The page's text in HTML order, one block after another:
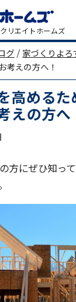
ン
リエイトホームズ
グ / 家づくりよろ
考えの方へ！
高める
えの方へ
方にぜひ知っ